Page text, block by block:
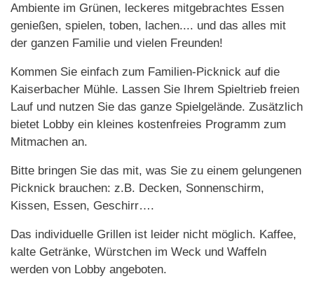
Ambiente im Grünen, leckeres mitgebrachtes Essen
genießen, spielen, toben, lachen.... und das alles mit
der ganzen Familie und vielen Freunden!
Kommen Sie einfach zum Familien-Picknick auf die
Kaiserbacher Mühle. Lassen Sie Ihrem Spieltrieb freien
Lauf und nutzen Sie das ganze Spielgelände. Zusätzlich
bietet Lobby ein kleines kostenfreies Programm zum
Mitmachen an.
Bitte bringen Sie das mit, was Sie zu einem gelungenen
Picknick brauchen: z.B. Decken, Sonnenschirm,
Kissen, Essen, Geschirr….
Das individuelle Grillen ist leider nicht möglich. Kaffee,
kalte Getränke, Würstchen im Weck und Waffeln
werden von Lobby angeboten.